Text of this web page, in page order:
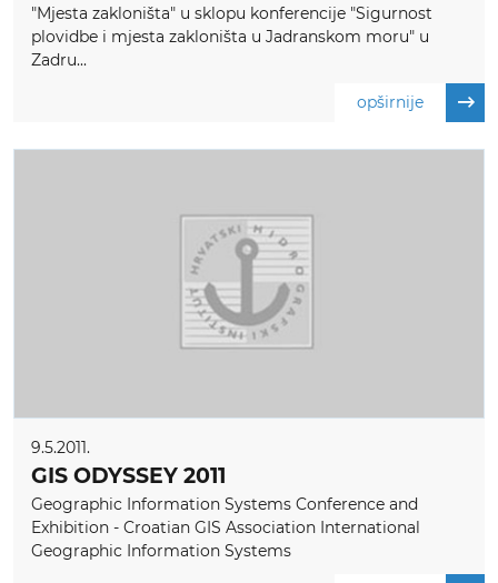
"Mjesta zakloništa" u sklopu konferencije "Sigurnost
plovidbe i mjesta zakloništa u Jadranskom moru" u
Zadru...
opširnije
9.5.2011.
GIS ODYSSEY 2011
Geographic Information Systems Conference and
Exhibition - Croatian GIS Association International
Geographic Information Systems